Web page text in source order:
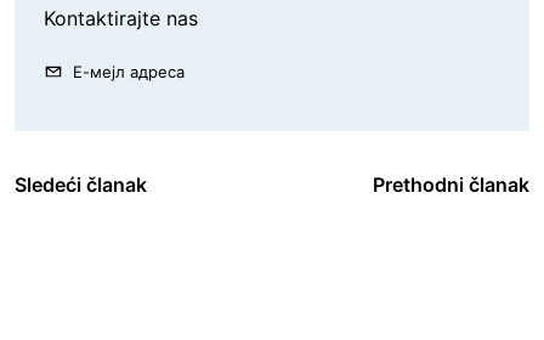
Kontaktirajte nas
Е-мејл адреса
Sledeći članak Prethodni članak